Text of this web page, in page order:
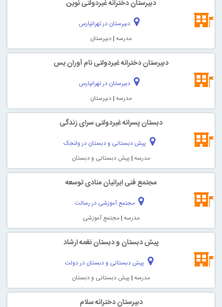
دبیرستان دخترانه غیردولتی نوین
دبیرستان در تهرانپارس
مدرسه |دبیرستان
دبیرستان دخترانه غیردولتی نام آوران یس
دبیرستان در تهرانپارس
مدرسه |دبیرستان
دبستان پسرانه غیردولتی سرای زندگی
پیش دبستانی و دبستان در ولنجک
مدرسه | پیش دبستانی و دبستان
مجتمع فنی ایرانیان منادی توسعه
مجتمع آموزشی در رسالت
مدرسه |مجتمع آموزشی
پیش دبستان و دبستان نغمه ارشاد
پیش دبستانی و دبستان در دولت
مدرسه | پیش دبستانی و دبستان
دبیرستان دخترانه سلام